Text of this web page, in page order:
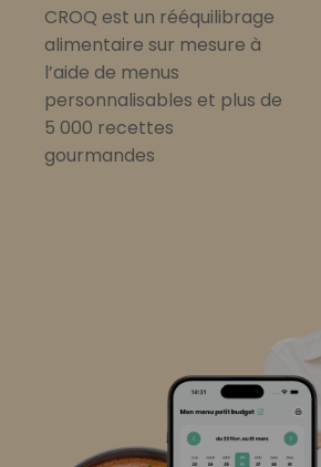
CROQ est un rééquilibrage
alimentaire sur mesure à
l’aide de menus
personnalisables et plus de
5 000 recettes
gourmandes